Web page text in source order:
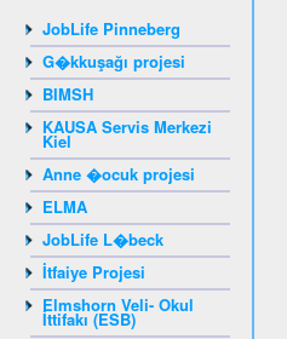
JobLife Pinneberg
G�kkuşağı projesi
BIMSH
KAUSA Servis Merkezi
Kiel
Anne �ocuk projesi
ELMA
JobLife L�beck
İtfaiye Projesi
Elmshorn Veli- Okul
İttifakı (ESB)